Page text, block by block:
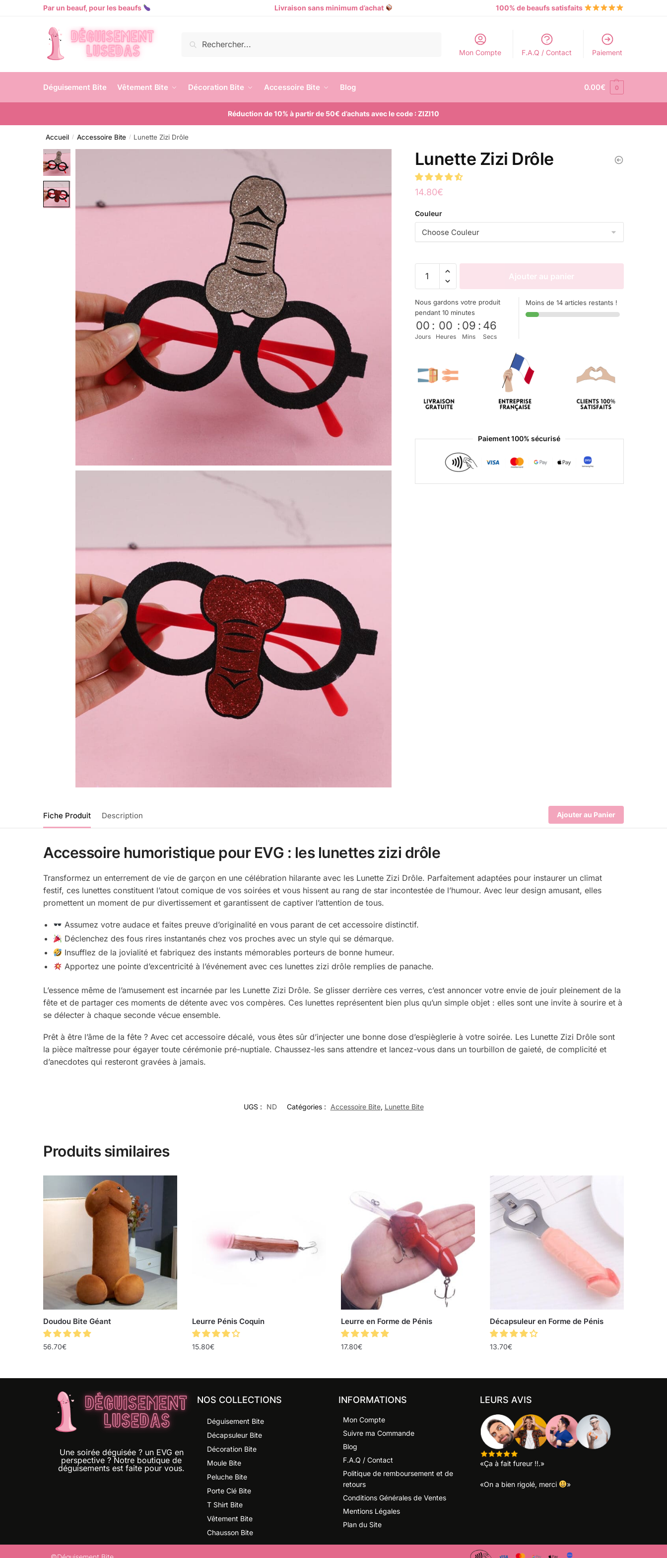
Par un beauf, pour les beaufs Livraison sans minimum d’achat 100% de beaufs satisfaits
Recherche
Mon Compte F.A.Q / Contact Paiement
Déguisement Bite Vêtement Bite Décoration Bite Accessoire Bite Blog 0.00€ 0
Réduction de 10% à partir de 50€ d’achats avec le code : ZIZI10
Accueil / Accessoire Bite / Lunette Zizi Drôle
Lunette Zizi Drôle
14.80€
Couleur
Ajouter au panier
Nous gardons votre produit
pendant 10 minutes
00
Jours
: 00
Heures
: 09
Mins
: 45
Secs
Moins de 14 articles restants !
Paiement 100% sécurisé
Fiche Produit Description Ajouter au Panier
Accessoire humoristique pour EVG : les lunettes zizi drôle
Transformez un enterrement de vie de garçon en une célébration hilarante avec les Lunette Zizi Drôle. Parfaitement adaptées pour instaurer un climat
festif, ces lunettes constituent l’atout comique de vos soirées et vous hissent au rang de star incontestée de l’humour. Avec leur design amusant, elles
promettent un moment de pur divertissement et garantissent de captiver l’attention de tous.
Assumez votre audace et faites preuve d’originalité en vous parant de cet accessoire distinctif.
Déclenchez des fous rires instantanés chez vos proches avec un style qui se démarque.
Insufflez de la jovialité et fabriquez des instants mémorables porteurs de bonne humeur.
Apportez une pointe d’excentricité à l’événement avec ces lunettes zizi drôle remplies de panache.
L’essence même de l’amusement est incarnée par les Lunette Zizi Drôle. Se glisser derrière ces verres, c’est annoncer votre envie de jouir pleinement de la
fête et de partager ces moments de détente avec vos compères. Ces lunettes représentent bien plus qu’un simple objet : elles sont une invite à sourire et à
se délecter à chaque seconde vécue ensemble.
Prêt à être l’âme de la fête ? Avec cet accessoire décalé, vous êtes sûr d’injecter une bonne dose d’espièglerie à votre soirée. Les Lunette Zizi Drôle sont
la pièce maîtresse pour égayer toute cérémonie pré-nuptiale. Chaussez-les sans attendre et lancez-vous dans un tourbillon de gaieté, de complicité et
d’anecdotes qui resteront gravées à jamais.
UGS : ND Catégories : Accessoire Bite, Lunette Bite
Produits similaires
Doudou Bite Géant
56.70€
Leurre Pénis Coquin
15.80€
Leurre en Forme de Pénis
17.80€
Décapsuleur en Forme de Pénis
13.70€
Une soirée déguisée ? un EVG en
perspective ? Notre boutique de
déguisements est faite pour vous.
NOS COLLECTIONS
Déguisement Bite
Décapsuleur Bite
Décoration Bite
Moule Bite
Peluche Bite
Porte Clé Bite
T Shirt Bite
Vêtement Bite
Chausson Bite
INFORMATIONS
Mon Compte
Suivre ma Commande
Blog
F.A.Q / Contact
Politique de remboursement et de
retours
Conditions Générales de Ventes
Mentions Légales
Plan du Site
LEURS AVIS
«Ça à fait fureur !!.»
«On a bien rigolé, merci »